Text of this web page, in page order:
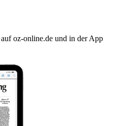
oz-online.de und in der App